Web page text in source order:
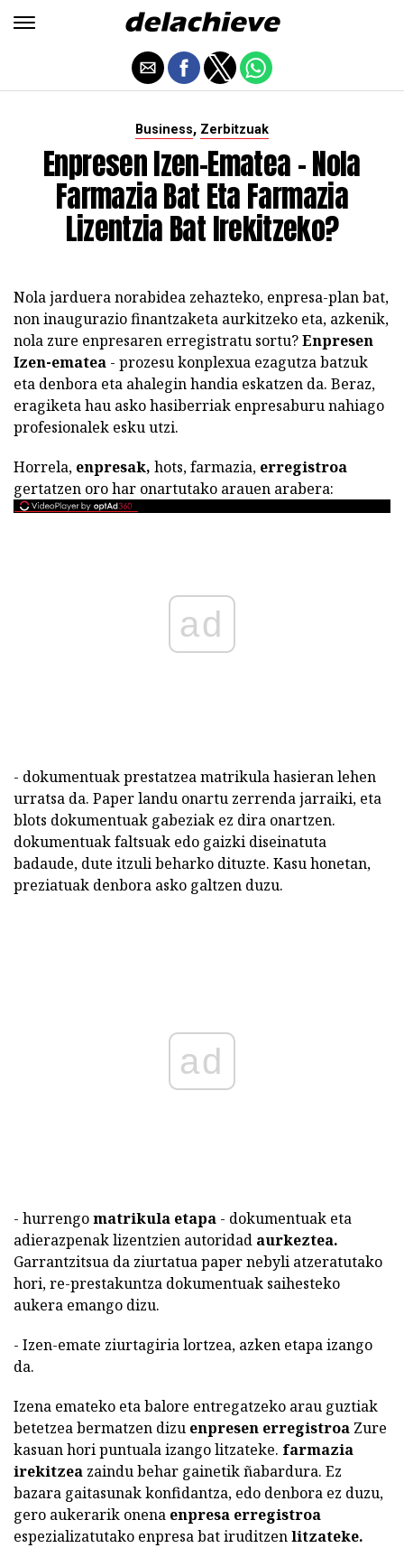
Business, Zerbitzuak
Enpresen Izen-Ematea - Nola
Farmazia Bat Eta Farmazia
Lizentzia Bat Irekitzeko?
Nola jarduera norabidea zehazteko, enpresa-plan bat,
non inaugurazio finantzaketa aurkitzeko eta, azkenik,
nola zure enpresaren erregistratu sortu?Enpresen
Izen-ematea - prozesu konplexua ezagutza batzuk
eta denbora eta ahalegin handia eskatzen da. Beraz,
eragiketa hau asko hasiberriak enpresaburu nahiago
profesionalek esku utzi.
Horrela, enpresak, hots, farmazia, erregistroa
gertatzen oro har onartutako arauen arabera:
ad
- dokumentuak prestatzea matrikula hasieran lehen
urratsa da. Paper landu onartu zerrenda jarraiki, eta
blots dokumentuak gabeziak ez dira onartzen.
dokumentuak faltsuak edo gaizki diseinatuta
badaude, dute itzuli beharko dituzte. Kasu honetan,
preziatuak denbora asko galtzen duzu.
ad
- hurrengomatrikula etapa - dokumentuak eta
adierazpenak lizentzien autoridad aurkeztea.
Garrantzitsua da ziurtatua paper nebyli atzeratutako
hori, re-prestakuntza dokumentuak saihesteko
aukera emango dizu.
- Izen-emate ziurtagiria lortzea, azken etapa izango
da.
Izena emateko eta balore entregatzeko arau guztiak
betetzea bermatzen dizu enpresen erregistroa Zure
kasuan hori puntuala izango litzateke. farmazia
irekitzea zaindu behar gainetik ñabardura. Ez
bazara gaitasunak konfidantza, edo denbora ez duzu,
gero aukerarik onena enpresa erregistroa
espezializatutako enpresa bat iruditzenlitzateke.